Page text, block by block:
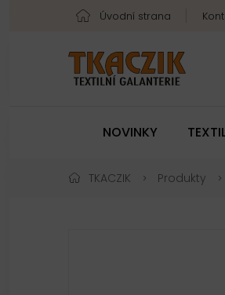
Úvodní strana
NOVINKY
TKACZIK Produkty